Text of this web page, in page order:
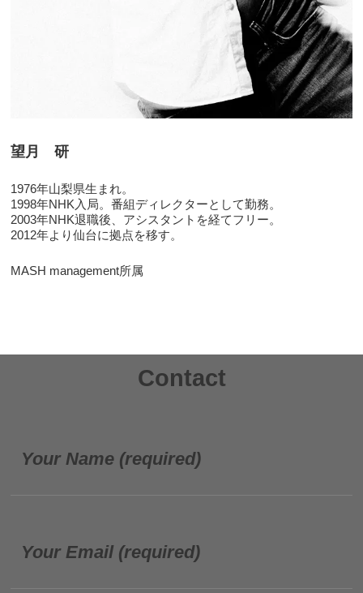
望月 研
1976年山梨県生まれ。
1998年NHK入局。番組ディレクターとして勤務。
2003年NHK退職後、アシスタントを経てフリー。
2012年より仙台に拠点を移す。
MASH management所属
Contact
Your Name (required)
Your Email (required)